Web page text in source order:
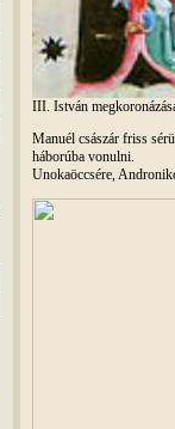
III. István
Manuél császár friss
háborúba vonulni.
Unokaöccsére,